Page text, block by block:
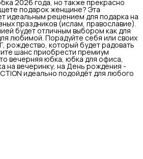
2026 года, но также прекрасно
подарок женщине? Эта
идеальным решением для подарка на
праздников (ислам, православие).
будет отличным выбором как для
любимой. Порадуйте себя или своих
рождество, который будет радовать
шанс приобрести премиум
вечерняя юбка, юбка для офиса,
на вечеринку, на День рождения -
идеально подойдёт для любого